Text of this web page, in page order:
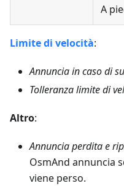
A
Limite di velocità:
Annuncia in caso di
Tolleranza limite di
Altro:
Annuncia perdita e
OsmAnd annuncia
viene perso.